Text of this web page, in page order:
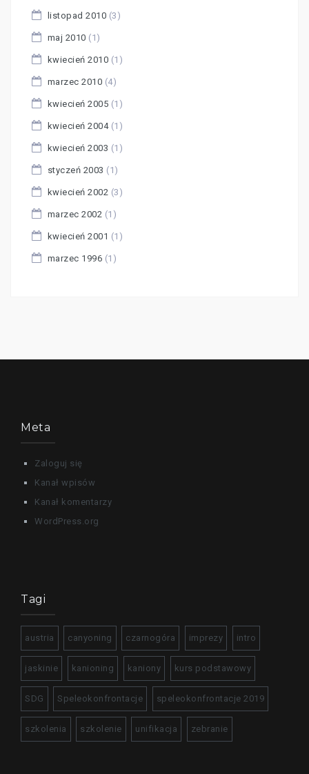
listopad 2010 (3)
maj 2010 (1)
kwiecień 2010 (1)
marzec 2010 (4)
kwiecień 2005 (1)
kwiecień 2004(1)
kwiecień 2003 (1)
styczeń 2003 (1)
kwiecień 2002 (3)
marzec 2002 (1)
kwiecień 2001 (1)
marzec 1996 (1)
Meta
Zaloguj się
Kanał wpisów
Kanał komentarzy
WordPress.org
Tagi
austria canyoning czarnogóra imprezy intro
jaskinie kanioning kaniony kurs podstawowy
SDG Speleokonfrontacje speleokonfrontacje 2019
szkolenia szkolenie unifikacja zebranie